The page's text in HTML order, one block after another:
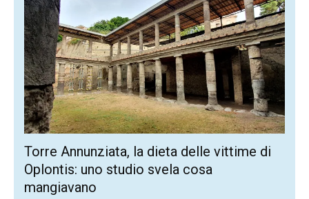
Torre Annunziata, la dieta delle vittime di
Oplontis: uno studio svela cosa
mangiavano